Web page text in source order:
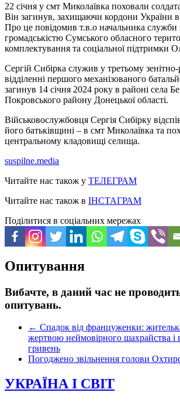
22 січня у смт Миколаївка поховали
Він загинув, захищаючи кордони України в
Про це повідомив т.в.о начальника служби
громадськістю Сумського обласного
комплектування та соціальної підтримки
Сергій Сибірка служив у третьому
відділенні першого механізованого
загинув 14 січня 2024 року в районі села
Покровського району Донецької області.
Військовослужбовця Сергія Сибірку
його батьківщині – в смт Миколаївка та
центральному кладовищі селища.
suspilne.media
Читайте нас також у ТЕЛЕГРАМ
Читайте нас також в ІНСТАГРАМ
Поділитися в соціальних мережах
Опитування
Вибачте, в даний час не
опитувань.
← Спадок від француженки:
жертвою неймовірного шахрайства і
гривень
Погоджено звільнення голови
УКРАЇНА І СВІТ